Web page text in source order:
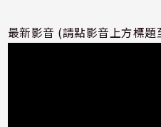
最新影音 (請點影音上方標